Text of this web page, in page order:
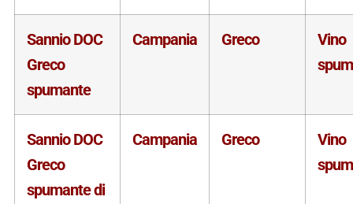
Sannio DOC
Greco
spumante
Campania Greco
Vino
Sannio DOC
Greco
spumante di
Campania Greco
Vino